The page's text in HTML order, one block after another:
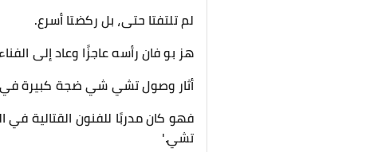
لم تلتفتا حتى، بل ركضتا أسرع.
هز بو فان رأسه عاجزًا وعاد إلى
أثار وصول تشي شي ضجة كبيرة في
فهو كان مدربًا للفنون القتالية في
تشي.'